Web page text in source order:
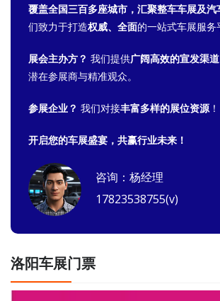
覆盖全国三百多座城市，汇聚整车车展及汽
们致力于打造权威、全面的一站式车展服务
展会主办方？ 我们提供广阔高效的宣发渠道
潜在参展商与精准观众。
参展企业？ 我们对接丰富多样的展位资源！
开启您的车展盛宴，共赢行业未来！
咨询：杨经理
17823538755(v)
洛阳车展门票